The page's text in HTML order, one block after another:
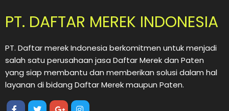
PT. DAFTAR MEREK INDONESIA
PT. Daftar merek Indonesia berkomitmen untuk menjadi
salah satu perusahaan jasa Daftar Merek dan Paten
yang siap membantu dan memberikan solusi dalam hal
layanan di bidang Daftar Merek maupun Paten.